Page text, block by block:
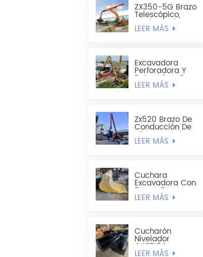
ZX350-5G Brazo
Telescópico,
Cuchara Tipo
Concha Liviana De
LEER MÁS
Excavadora
Perforadora Y
Retenedora De
Pilotes De Chapa
LEER MÁS
Zx520 Brazo De
Conducción De
Pilotes De Chapa
De Acero En
LEER MÁS
Cuchara
Excavadora Con
Forma De
Cucharón
LEER MÁS
Cucharón
Nivelador
CAT312C
CAT320DL De 1200
LEER MÁS